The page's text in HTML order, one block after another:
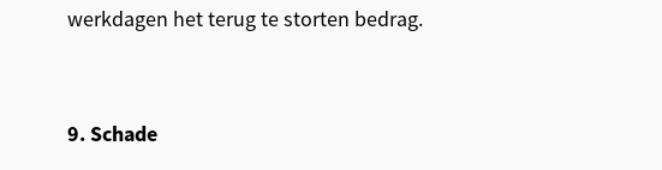
werkdagen het terug te storten bedrag.
9. Schade